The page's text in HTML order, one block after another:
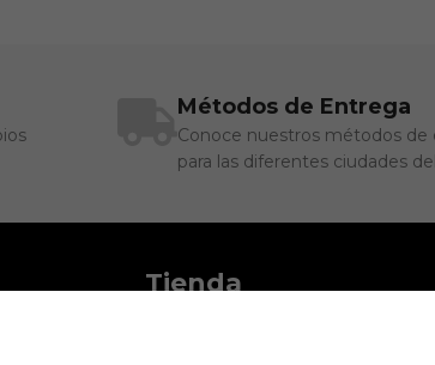
Métodos de Entrega
Conoce nuestros métodos de
para las diferentes ciudades
Tienda